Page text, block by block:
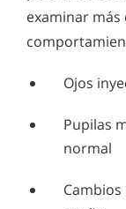
Abuso de
Xanax,
examinar
Ojos
Pupilas
normal